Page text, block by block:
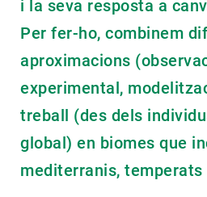
i la seva resposta a
Per fer-ho, combinem
aproximacions
experimental,
treball (des dels
global) en biomes que
mediterranis,